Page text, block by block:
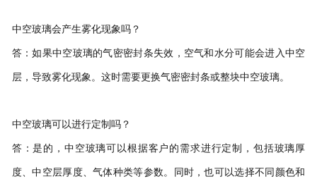
中空玻璃会产生雾化现象吗？
答：如果中空玻璃的气密密封条失效，空气和水分可能会进入中空
层，导致雾化现象。这时需要更换气密密封条或整块中空玻璃。
中空玻璃可以进行定制吗？
答：是的，中空玻璃可以根据客户的需求进行定制，包括玻璃厚
度、中空层厚度、气体种类等参数。同时，也可以选择不同颜色和